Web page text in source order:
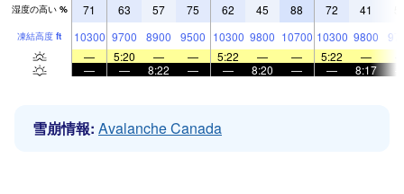
湿度の高い % 71 63 57 75 62 45 88 72 41
凍結高度 ft 10300 9700 8900 9500 10300 9800 10700 10300 9800
—
5:20 — — 5:22 — — 5:22 —
—
— 8:22 — — 8:20 — — 8:17
雪崩情報: Avalanche Canada